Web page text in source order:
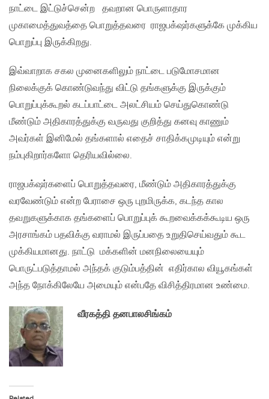
நாட்டை இட்டுச்சென்ற தவறான பொருளாதார
முகாமைத்துவத்தை பொறுத்தவரை ராஜபக்‌ஷர்களுக்கே முக்கிய
பொறுப்பு இருக்கிறது.
இவ்வாறாக சகல முனைகளிலும் நாட்டை படுமோசமான
நிலைக்குக் கொண்டுவந்து விட்டு தங்களுக்கு இருக்கும்
பொறுப்புக்கூறல் கடப்பாட்டை அலட்சியம் செய்துகொண்டு
மீண்டும் அதிகாரத்துக்கு வருவது குறித்து கனவு காணும்
அவர்கள் இனிமேல் தங்களால் எதைச் சாதிக்கமுடியும் என்று
நம்புகிறார்களோ தெரியவில்லை.
ராஜபக்‌ஷர்களைப் பொறுத்தவரை, மீண்டும் அதிகாரத்துக்கு
வரவேண்டும் என்ற பேராசை ஒரு புறமிருக்க, கடந்த கால
தவறுகளுக்காக தங்களைப் பொறுப்புக் கூறவைக்கக்கூடிய ஒரு
அரசாங்கம் பதவிக்கு வராமல் இருப்பதை உறுதிசெய்வதும் கூட
முக்கியமானது. நாட்டு மக்களின் மனநிலையையும்
பொருட்படுத்தாமல் அந்தக் குடும்பத்தின் எதிர்கால வியூகங்கள்
அந்த நோக்கிலேயே அமையும் என்பதே விசித்திரமான உண்மை.
வீரகத்தி தனபாலசிங்கம்